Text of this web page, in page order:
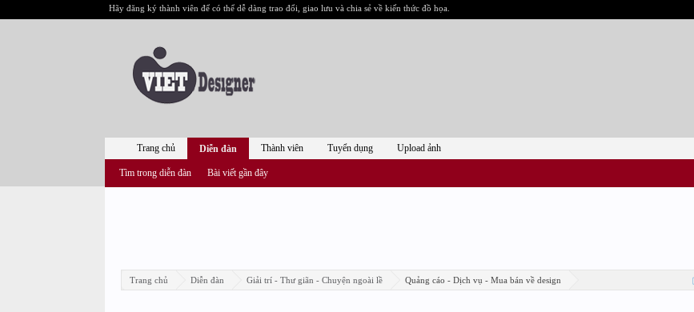
Hãy đăng ký thành viên để có thể dễ dàng trao đổi, giao lưu và chia sẻ về kiến thức đồ họa.
Trang chủ Diễn đàn Giải trí - Thư giãn - Chuyện ngoài lề Quảng cáo - Dịch vụ - Mua bán về design
Trang chủ Diễn đàn
Tìm trong diễn đàn Bài viết gần đây
Thành viên Tuyển dụng Upload ảnh